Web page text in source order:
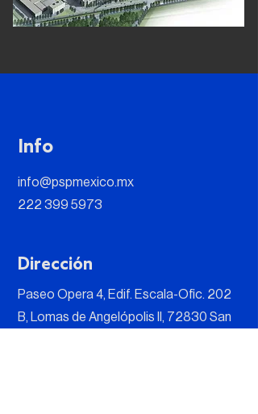
Info
info@pspmexico.mx
222 399 5973
Dirección
Paseo Opera 4, Edif. Escala-Ofic. 202
B, Lomas de Angelópolis II, 72830 San